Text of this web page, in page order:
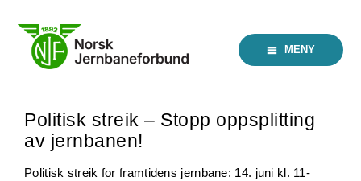
content
MENY
Politisk streik – Stopp oppsplitting
av jernbanen!
Politisk streik for framtidens jernbane: 14. juni kl. 11-